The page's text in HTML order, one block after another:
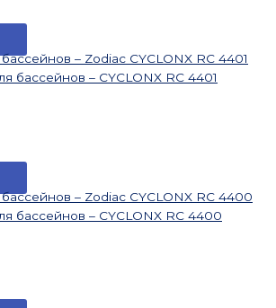
– Zodiac CYCLONX RC 4401
– Zodiac CYCLONX RC 4400